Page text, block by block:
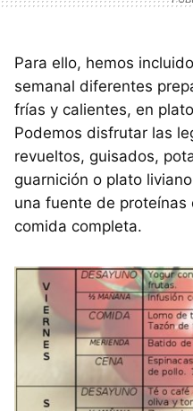
Para ello, hemos
semanal diferentes
frías y calientes, en
Podemos disfrutar las
revueltos, guisados,
guarnición o plato
una fuente de
comida completa.